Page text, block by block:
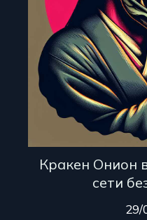
Кракен Онион
сети
29/